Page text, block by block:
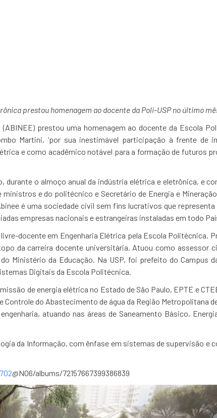
prestou homenagem ao docente da Poli-USP no último
prestou uma homenagem ao docente da Escola
Martini, ‘por sua inestimável participação à frente de
e como acadêmico notável para a formação de futuros
durante o almoço anual da indústria elétrica e eletrônica, e
e do politécnico e Secretário de Energia e
é uma sociedade civil sem fins lucrativos que
empresas nacionais e estrangeiras instaladas em todo
docente em Engenharia Elétrica pela Escola Politécnica.
da carreira docente universitária. Atuou como assessor
Ministério da Educação. Na USP, foi prefeito do Campus
Digitais da Escola Politécnica.
de energia elétrica no Estado de São Paulo, EPTE e
do Abastecimento de água da Região Metropolitana
atuando nas áreas de Saneamento Básico,
da Informação, com ênfase em sistemas de supervisão e
@N06/albums/72157667399386839